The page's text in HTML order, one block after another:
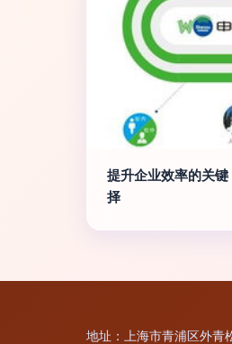
提升企业效率的关
择
地址：上海市青浦区外